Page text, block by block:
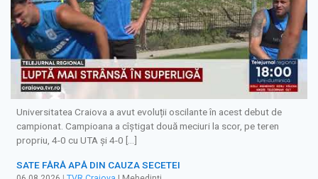
Universitatea Craiova a avut evoluții oscilante în acest debut de
campionat. Campioana a cîștigat două meciuri la scor, pe teren
propriu, 4-0 cu UTA și 4-0 […]
SATE FĂRĂ APĂ DIN CAUZA SECETEI